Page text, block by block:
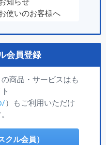
使いのお客様へ
会員登録
商品・サービスはも
）もご利用いただけ
クル会員）